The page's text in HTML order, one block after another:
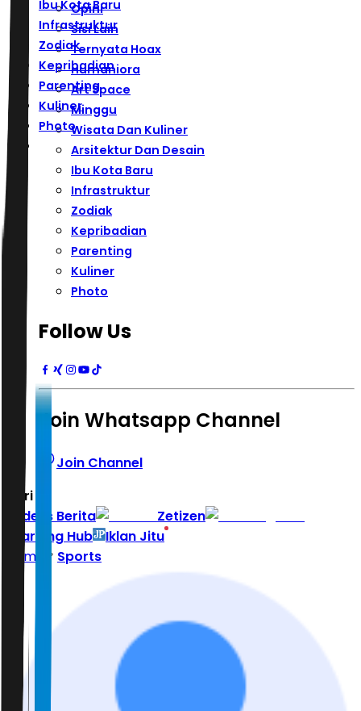
Ibu Kota Baru
Infrastruktur
Zodiak
Kepribadian
Parenting
Kuliner
Photo
Opini
Sisi Lain
Ternyata Hoax
Humaniora
Art Space
Minggu
Wisata Dan Kuliner
Arsitektur Dan Desain
Ibu Kota Baru
Infrastruktur
Zodiak
Kepribadian
Parenting
Kuliner
Photo
Follow Us
Join Whatsapp Channel
Join Channel
Hari ini
Indeks Berita
Zetizen
Learning Hub
Iklan Jitu
Home
Sports